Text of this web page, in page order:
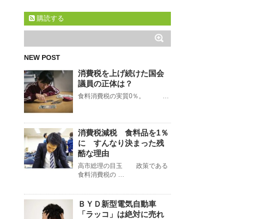
購読する
NEW POST
消費税を上げ続けた国会
議員の正体は？
食料消費税の実質0％。 …
消費税減税 食料品を1％
に すんなり決まった残
酷な理由
高市総理の目玉 政策である
食料消費税の …
ＢＹＤ新型電気自動車
「ラッコ」は絶対に売れ